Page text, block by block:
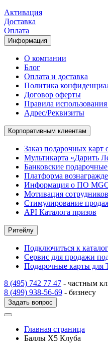
Активация
Доставка
Оплата
Информация
О компании
Блог
Оплата и доставка
Политика
Договор оферты
Правила
Адрес/Реквизиты
Корпоративным клиентам
Заказ подарочных карт
Мультикарта «Дарить
Банковские
Платформа
Информация о ПО
Мотивация сотрудников
Стимулирование
API Каталога призов
Ритейлу
Подключиться к
Сервис для продажи
Подарочные карты для
8 (495) 742 77 47 - частным
8 (499) 938-56-69 - бизнесу
Задать вопрос
Главная страница
Баллы Х5 Клуба